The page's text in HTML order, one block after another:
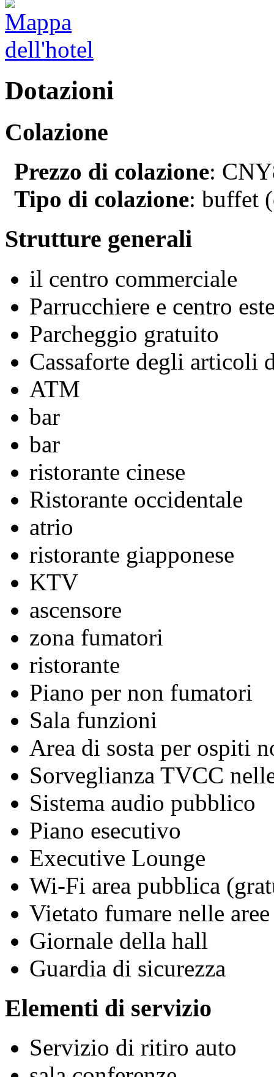
Dotazioni
Colazione
Prezzo di colazione:
Tipo di colazione: buffet
Strutture generali
il centro commerciale
Parrucchiere e centro
Parcheggio gratuito
Cassaforte degli articoli
ATM
bar
bar
ristorante cinese
Ristorante occidentale
atrio
ristorante giapponese
KTV
ascensore
zona fumatori
ristorante
Piano per non fumatori
Sala funzioni
Area di sosta per ospiti
Sorveglianza TVCC
Sistema audio pubblico
Piano esecutivo
Executive Lounge
Wi-Fi area pubblica
Vietato fumare nelle
Giornale della hall
Guardia di sicurezza
Elementi di servizio
Servizio di ritiro auto